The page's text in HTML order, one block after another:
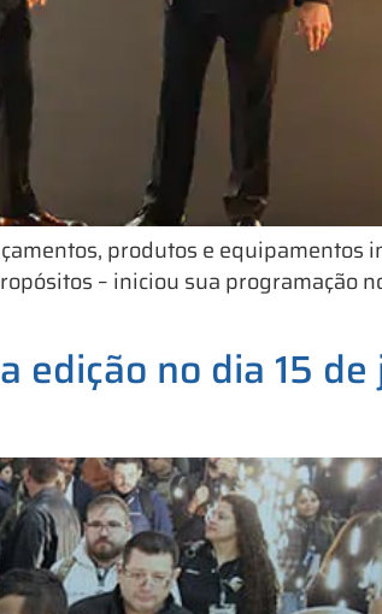
produtos e equipamentos
– iniciou sua programação
edição no dia 15